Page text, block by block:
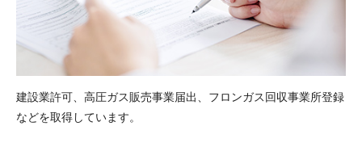
建設業許可、高圧ガス販売事業届出、フロンガス回収事業所登録
などを取得しています。